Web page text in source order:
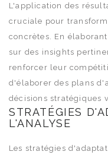
L'application des
cruciale pour
concrètes. En
sur des insights
renforcer leur
d'élaborer des plans
décisions stratégiques
STRATÉGIES
L'ANALYSE
Les stratégies